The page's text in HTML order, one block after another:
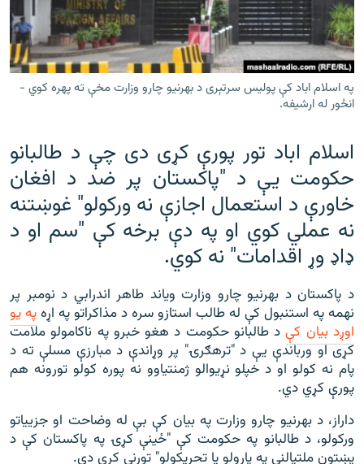
Gandhara
موږ وڅارئ
د ازادې اروپا راډیو ټولې ووبپاڼې
په اسلام اباد کې پولیس سرتېری د بهرنیو چارو وزارت مخې ته پهره کوي -
انځور له ارشیفه.
اسلام اباد تور پورې کړی دی چې د طالبانو
حکومت یې د "پاکستان پر ضد د افغان
خاورې د استعمال اجازې نه ورکولو" غوښتنه
نه عملي کوي او په دې برخه کې "سم او د
ډاډ وړ اقدامات" نه کوي.
د پاکستان د بهرنیو چارو وزارت ویاند طاهر اندرابي د نومبر پر
نهمه په استنبول کې له طالب استازو سره د مذاکراتو په اړهپه یو
اوږد بیان کېد طالبانو حکومت د هغو خبرو په ناکامولو ملامت
کړی او ورباندې یې د "ترهګرۍ" پر وړاندې د مبارزې مسلې ته د
پام نه کولو او د خپلو نړیوالو ژمنتیاوو نه پوره کولو تورونه هم
پورې کړي دي.
داراز، د بهرنیو چارو وزارت په بیان کې بې له وضاحت او جزییاتو
ورکولو، د طالبانو په حکومت کې "ځینې کړۍ په پاکستان کې د
پښتون ملتپالنې په پارولو یا تحریکولو" تورنې کړې دي.